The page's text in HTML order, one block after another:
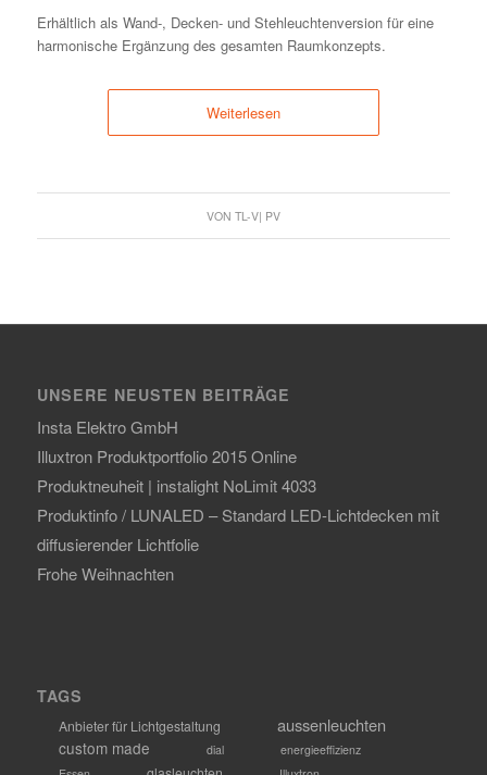
Erhältlich als Wand-, Decken- und Stehleuchtenversion für eine
harmonische Ergänzung des gesamten Raumkonzepts.
Weiterlesen
VON TL-V| PV
UNSERE NEUSTEN BEITRÄGE
Insta Elektro GmbH
Illuxtron Produktportfolio 2015 Online
Produktneuheit | instalight NoLimit 4033
Produktinfo / LUNALED – Standard LED-Lichtdecken mit
diffusierender Lichtfolie
Frohe Weihnachten
TAGS
Anbieter für Lichtgestaltung aussenleuchten
custom made dial
energieeffizienz